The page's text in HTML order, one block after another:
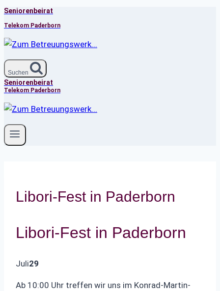
Zum
Inhalt
springen
Seniorenbeirat
Telekom Paderborn
Suchen
Seniorenbeirat
Telekom Paderborn
Libori-Fest in Paderborn
Libori-Fest in Paderborn
Juli29
Ab 10:00 Uhr treffen wir uns im Konrad-Martin-